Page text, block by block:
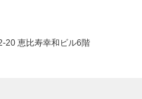
恵比寿幸和ビル6階